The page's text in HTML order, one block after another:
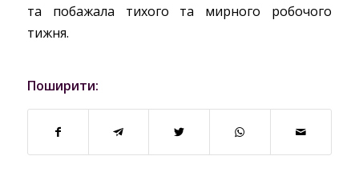
та побажала тихого та мирного робочого
тижня.
Поширити: